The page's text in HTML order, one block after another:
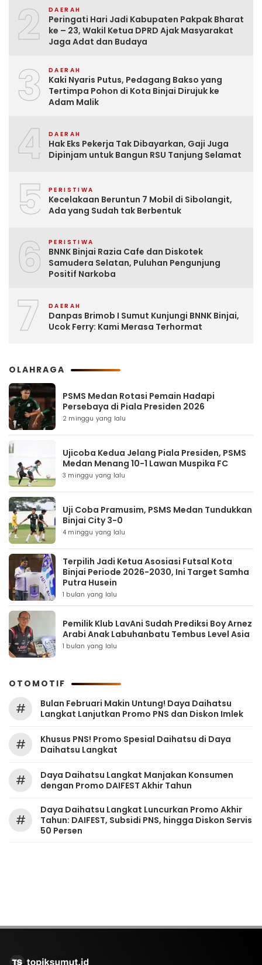
2 DAERAH
Peringati Hari Jadi Kabupaten Pakpak Bharat
ke – 23, Wakil Ketua DPRD Ajak Masyarakat
Jaga Adat dan Budaya
3 DAERAH
Kaki Nyaris Putus, Pedagang Bakso yang
Tertimpa Pohon di Kota Binjai Dirujuk ke
Adam Malik
4 DAERAH
Hak Eks Pekerja Tak Dibayarkan, Gaji Juga
Dipinjam untuk Bangun RSU Tanjung Selamat
5 PERISTIWA
Kecelakaan Beruntun 7 Mobil di Sibolangit,
Ada yang Sudah tak Berbentuk
6 PERISTIWA
BNNK Binjai Razia Cafe dan Diskotek
Samudera Selatan, Puluhan Pengunjung
Positif Narkoba
7 DAERAH
Danpas Brimob I Sumut Kunjungi BNNK Binjai,
Ucok Ferry: Kami Merasa Terhormat
OLAHRAGA
PSMS Medan Rotasi Pemain Hadapi
Persebaya di Piala Presiden 2026
2 minggu yang lalu
Ujicoba Kedua Jelang Piala Presiden, PSMS
Medan Menang 10-1 Lawan Muspika FC
3 minggu yang lalu
Uji Coba Pramusim, PSMS Medan Tundukkan
Binjai City 3-0
4 minggu yang lalu
Terpilih Jadi Ketua Asosiasi Futsal Kota
Binjai Periode 2026-2030, Ini Target Samha
Putra Husein
1 bulan yang lalu
Pemilik Klub LavAni Sudah Prediksi Boy Arnez
Arabi Anak Labuhanbatu Tembus Level Asia
1 bulan yang lalu
OTOMOTIF
#
Bulan Februari Makin Untung! Daya Daihatsu
Langkat Lanjutkan Promo PNS dan Diskon Imlek
#
Khusus PNS! Promo Spesial Daihatsu di Daya
Daihatsu Langkat
#
Daya Daihatsu Langkat Manjakan Konsumen
dengan Promo DAIFEST Akhir Tahun
#
Daya Daihatsu Langkat Luncurkan Promo Akhir
Tahun: DAIFEST, Subsidi PNS, hingga Diskon Servis
50 Persen